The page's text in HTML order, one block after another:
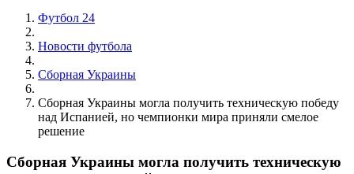
Футбол 24
Новости футбола
Сборная Украины
Сборная Украины могла получить техническую победу
над Испанией, но чемпионки мира приняли смелое
решение
Сборная Украины могла получить техническую